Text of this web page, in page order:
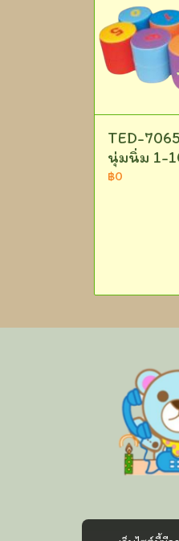
TED-
นุ่มนิ่ม 1-
฿0